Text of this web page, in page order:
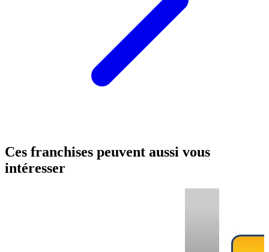
Ces franchises peuvent aussi vous
intéresser